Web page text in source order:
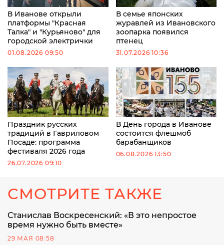
В Иванове открыли
платформы "Красная
Талка" и "Курьяново" для
городской электрички
01.08.2026 09:50
В семье японских
журавлей из Ивановского
зоопарка появился
птенец
31.07.2026 10:36
Праздник русских
традиций в Гавриловом
Посаде: программа
фестиваля 2026 года
26.07.2026 09:10
В День города в Иванове
состоится флешмоб
барабанщиков
06.08.2026 13:50
СМОТРИТЕ ТАКЖЕ
Станислав Воскресенский: «В это непростое
время нужно быть вместе»
29 МАЯ 08:58